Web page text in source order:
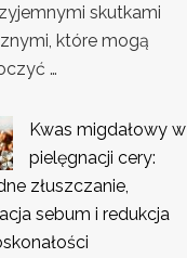
skutkami
które mogą
…
Kwas migdałowy w
pielęgnacji cery:
złuszczanie,
sebum i redukcja